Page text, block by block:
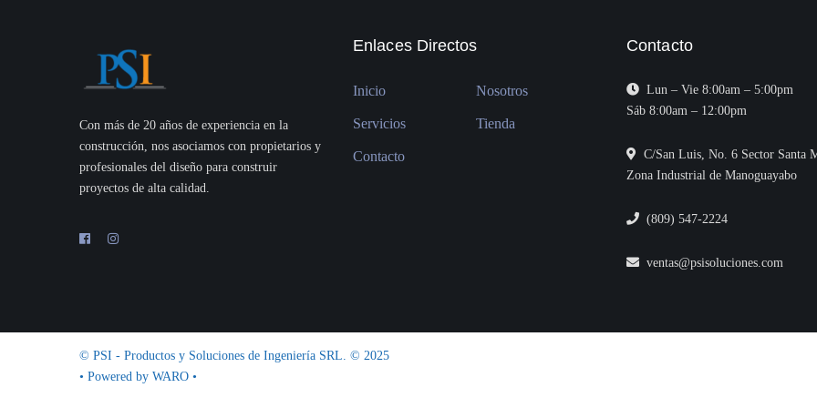
Con más de 20 años de experiencia en la
construcción, nos asociamos con propietarios y
profesionales del diseño para construir
proyectos de alta calidad.
Enlaces Directos
Inicio Nosotros
Servicios Tienda
Contacto
Contacto
Lun – Vie 8:00am – 5:00pm
Sáb 8:00am – 12:00pm
C/San Luis, No. 6 Sector Santa
Zona Industrial de Manoguayabo
(809) 547-2224
ventas@psisoluciones.com
© PSI - Productos y Soluciones de Ingeniería SRL. © 2025
• Powered by WARO •